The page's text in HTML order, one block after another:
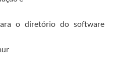
o diretório do software